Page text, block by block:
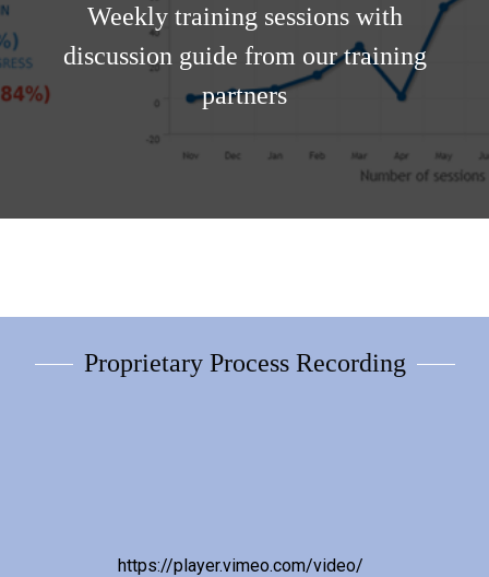
Weekly training sessions with
discussion guide from our training
partners
Proprietary Process Recording
https://player.vimeo.com/video/